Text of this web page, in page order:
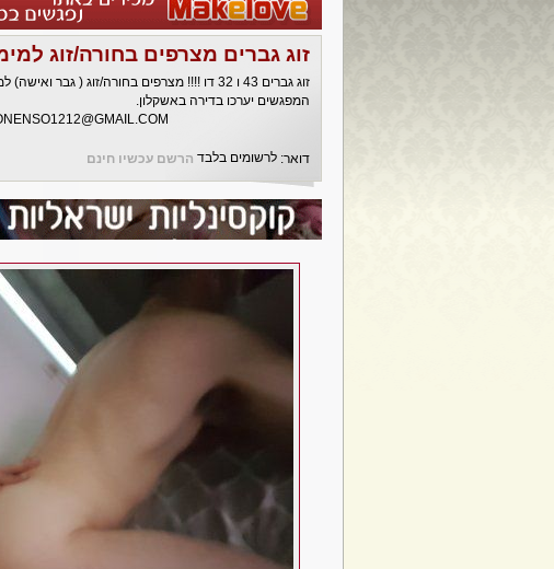
זוג גברים מצרפים בחורה/זוג
זוג גברים 43 ו 32 דו !!!! מצרפים בחורה/זוג ( גבר ואישה) למימוש פטנזיות.
המפגשים יערכו בדירה באשקלון.
דואר: לרשומים בלבד הרשם עכשיו חינם